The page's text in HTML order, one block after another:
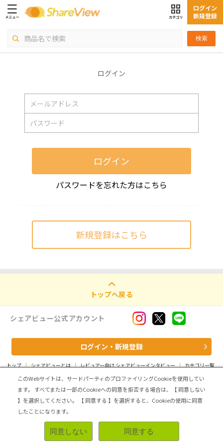
検索
ログイン
新規登録
ログイン
ログイン
パスワードを忘れた方はこちら
新規登録はこちら
トップへ戻る
シェアビュー公式アカウント
ログイン・新規登録
トップ | シェアビューとは | レビュアー向け シェアビューインタビュー | カテゴリ一覧
運営会社 | 個人情報の取扱いについて | 利用規約 サイトマップ
Copyright (C) ASMARQ Co.,Ltd. All Rights Reserved.
このWebサイトは、サードパーティのプロファイリングCookieを使用してい
ます。
すべてまたは一部のCookieへの同意を拒否する場合は、【 同意しない
】を選択してください。
【 同意する 】を選択すると、Cookieの使用に同意
したことになります。
同意しない 同意する